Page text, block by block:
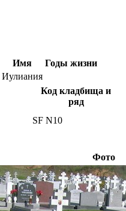
Имя
Годы жизни
Иулиания
Код кладбища и
ряд
SF N10
Фото